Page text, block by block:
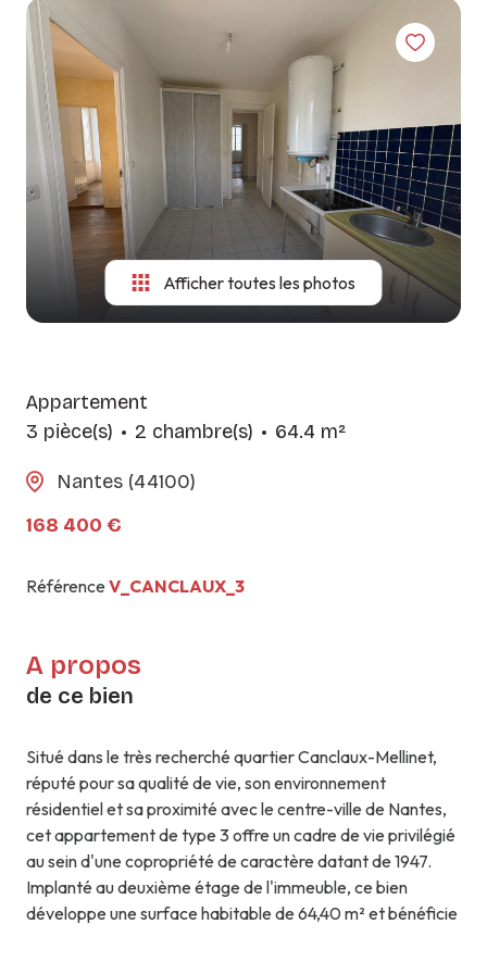
CONSITUTER
VOTRE
DOSSIER
GUIDE DU
LOCATAIRE
LES
AGENCES
NOS
MÉTIERS
CONTACT
SYNDIC
Afficher toutes les photos
Appartement
3 pièce(s)
2 chambre(s) 64.4 m²
Nantes (44100)
168 400 €
Référence V_CANCLAUX_3
A propos
de ce bien
Situé dans le très recherché quartier Canclaux-Mellinet,
réputé pour sa qualité de vie, son environnement
résidentiel et sa proximité avec le centre-ville de Nantes,
cet appartement de type 3 offre un cadre de vie privilégié
au sein d'une copropriété de caractère datant de 1947.
Implanté au deuxième étage de l'immeuble, ce bien
développe une surface habitable de 64,40 m² et bénéficie